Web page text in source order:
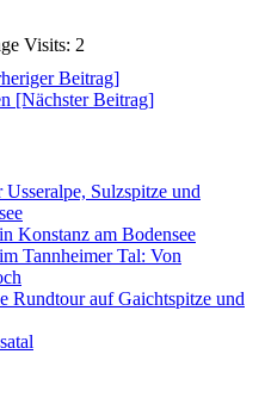
Visits: 2
Beitrag]
[Nächster Beitrag]
Sulzspitze und
Konstanz am Bodensee
Tannheimer Tal: Von
Rundtour auf Gaichtspitze und